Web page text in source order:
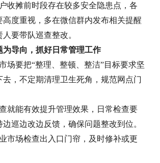
收摊前时段存在较多安全隐患点，各
高度重视，多在微信群内发布相关提醒
要带队巡查整改。
为导向，抓好日常管理工作
场要把“整理、整顿、整洁”目标要求坚
去，不定期清理卫生死角，规范网点门
就能有效提升管理效果，日常检查要
巡边改边反馈，确保问题整改到位。
市场检查出入口门帘，及时修补或更